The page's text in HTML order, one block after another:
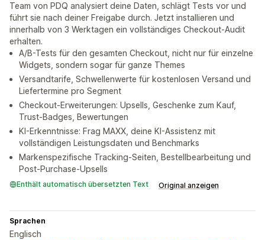
Team von PDQ analysiert deine Daten, schlägt Tests vor und
führt sie nach deiner Freigabe durch. Jetzt installieren und
innerhalb von 3 Werktagen ein vollständiges Checkout-Audit
erhalten.
A/B-Tests für den gesamten Checkout, nicht nur für einzelne
Widgets, sondern sogar für ganze Themes
Versandtarife, Schwellenwerte für kostenlosen Versand und
Liefertermine pro Segment
Checkout-Erweiterungen: Upsells, Geschenke zum Kauf,
Trust-Badges, Bewertungen
KI-Erkenntnisse: Frag MAXX, deine KI-Assistenz mit
vollständigen Leistungsdaten und Benchmarks
Markenspezifische Tracking-Seiten, Bestellbearbeitung und
Post-Purchase-Upsells
Enthält automatisch übersetzten Text Original anzeigen
Sprachen
Englisch